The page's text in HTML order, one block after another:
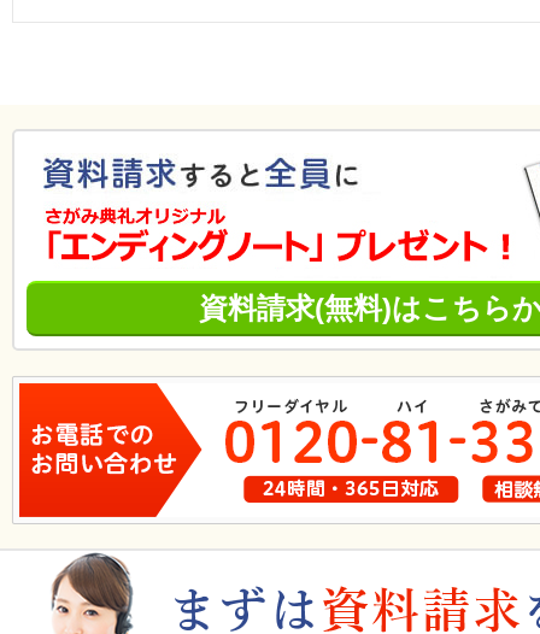
資料請求(無料)はこちら